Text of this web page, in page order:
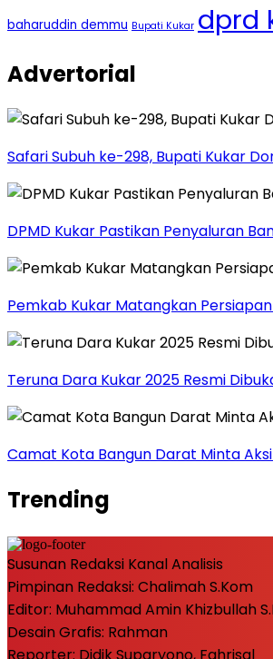
baharuddin demmu Bupati Kukar dprd
Advertorial
Safari Subuh ke-298, Bupati Kukar
DPMD Kukar Pastikan Penyaluran
Pemkab Kukar Matangkan
Teruna Dara Kukar 2025 Resmi
Camat Kota Bangun Darat Minta
Trending
Susunan Redaksi Kanal Analisis
Pimpinan Redaksi: Chalimah S.Kom
Editor: Muhammad Amin Khizbullah
Desain Grafis: Rahman